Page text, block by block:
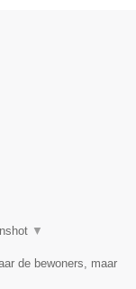
▼
de bewoners, maar